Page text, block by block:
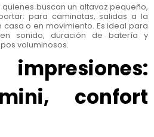
buscan un altavoz pequeño,
para caminatas, salidas a la
o en movimiento. Es ideal para
sonido, duración de batería y
voluminosos.
confort